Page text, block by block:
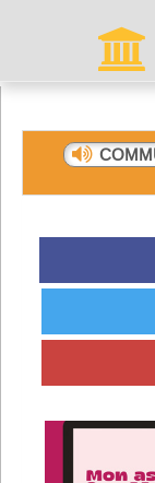
Connexion
Partager